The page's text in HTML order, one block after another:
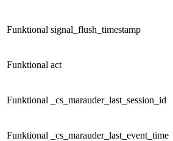
Funktional signal_flush_timestamp
Funktional act
Funktional _cs_marauder_last_session_id
Funktional _cs_marauder_last_event_time